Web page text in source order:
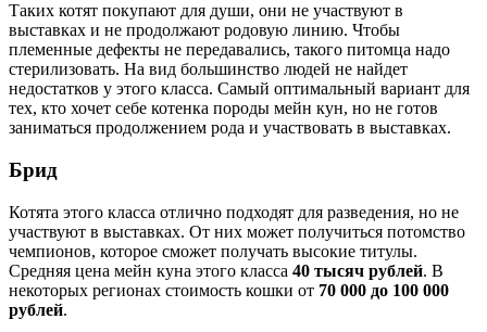
Таких котят покупают для души, они не участвуют в
выставках и не продолжают родовую линию. Чтобы
племенные дефекты не передавались, такого питомца надо
стерилизовать. На вид большинство людей не найдет
недостатков у этого класса. Самый оптимальный вариант для
тех, кто хочет себе котенка породы мейн кун, но не готов
заниматься продолжением рода и участвовать в выставках.
Брид
Котята этого класса отлично подходят для разведения, но не
участвуют в выставках. От них может получиться потомство
чемпионов, которое сможет получать высокие титулы.
Средняя цена мейн куна этого класса 40 тысяч рублей. В
некоторых регионах стоимость кошки от 70 000 до 100 000
рублей.